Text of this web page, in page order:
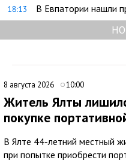
18:13 В Евпатории нашли
8 августа 2026 10:00
Житель Ялты
покупке
В Ялте 44-летний местный
при попытке приобрести